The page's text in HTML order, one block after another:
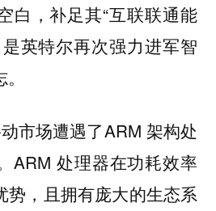
白，补足其“互联联通能
英特尔再次强力进军智
市场遭遇了ARM 架构处
ARM 处理器在功耗效率
势，且拥有庞大的生态系